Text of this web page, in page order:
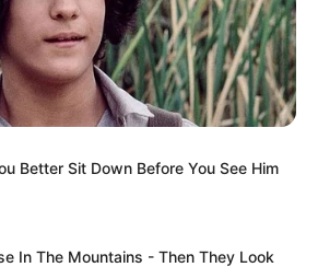
Better Sit Down Before You See Him
In The Mountains - Then They Look